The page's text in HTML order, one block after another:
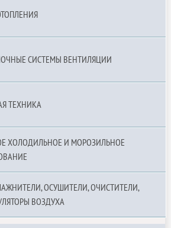
СИСТЕМЫ ВЕНТИЛЯЦИИ
ТЕХНИКА
ХОЛОДИЛЬНОЕ И МОРОЗИЛЬНОЕ
ОСУШИТЕЛИ, ОЧИСТИТЕЛИ,
ВОЗДУХА